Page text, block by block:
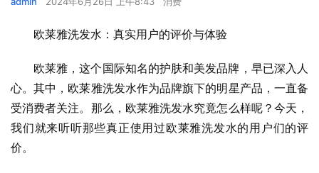
欧莱雅洗发水：真实用户的评价与体验
欧莱雅，这个国际知名的护肤和美发品牌，早已深入人
心。其中，欧莱雅洗发水作为品牌旗下的明星产品，一直备
受消费者关注。那么，欧莱雅洗发水究竟怎么样呢？今天，
我们就来听听那些真正使用过欧莱雅洗发水的用户们的评
价。